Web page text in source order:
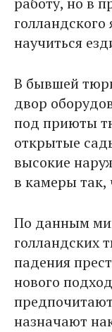
научиться
В бывшей
двор
под приюты
открытые
высокие
в камеры так,
По данным
голландских
падения
нового
назначают